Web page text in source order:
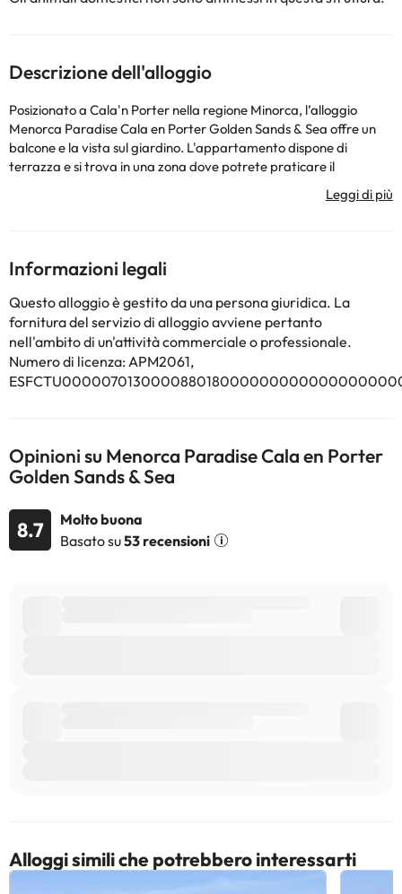
Descrizione dell'alloggio
Posizionato a Cala'n Porter nella regione Minorca, l’alloggio
Menorca Paradise Cala en Porter Golden Sands & Sea offre un
balcone e la vista sul giardino. L'appartamento dispone di
terrazza e si trova in una zona dove potrete praticare il
condizionata comprende 2 camere da letto, un soggiorno, una
asciugamani e lenzuola tra i servizi offerti. Questo appartamento
offre un’area giochi per bambini. Potrete fare un tuffo nella
piscina all’aperto, praticare l’escursionismo o lo snorkeling,
oppure rilassarvi in giardino. Cala en Porter è a 400 metri da
Menorca Paradise Cala en Porter Golden Sands & Sea, mentre
Porto di Mahón si trova a 14 km dalla struttura. Aeroporto di
Minorca si trova a 11 km di distanza.
La struttura non è disponibile per feste di addio al
informazione nella sezione Richieste Speciali al momento della
prenotazione, o contattare la struttura utilizzando i recapiti
riportati nella conferma della prenotazione. Struttura gestita da
un host privato
Alcuni dei servizi indicati potrebbero essere a pagamento. Puoi
Informazioni legali
Questo alloggio è gestito da una persona giuridica. La
fornitura del servizio di alloggio avviene pertanto
nell'ambito di un'attività commerciale o professionale.
Numero di licenza: APM2061,
Opinioni su Menorca Paradise Cala en Porter
Golden Sands & Sea
8.7
Molto buona
Basato su53 recensioni
Alloggi simili che potrebbero interessarti